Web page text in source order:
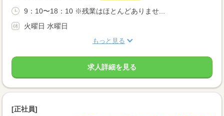
9：10〜18：10 ※残業はほとんどありませ...
火曜日 水曜日
もっと見る
求人詳細を見る
[正社員]